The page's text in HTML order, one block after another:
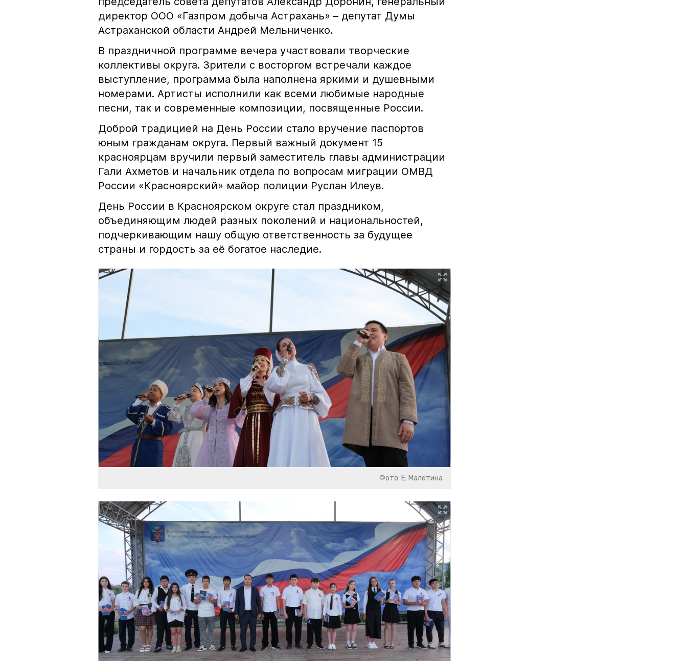
директор ООО «Газпром добыча Астрахань» – депутат Думы
Астраханской области Андрей Мельниченко.
В праздничной программе вечера участвовали творческие
коллективы округа. Зрители с восторгом встречали каждое
выступление, программа была наполнена яркими и душевными
номерами. Артисты исполнили как всеми любимые народные
песни, так и современные композиции, посвященные России.
Доброй традицией на День России стало вручение паспортов
юным гражданам округа. Первый важный документ 15
красноярцам вручили первый заместитель главы администрации
Гали Ахметов и начальник отдела по вопросам миграции ОМВД
России «Красноярский» майор полиции Руслан Илеув.
День России в Красноярском округе стал праздником,
объединяющим людей разных поколений и национальностей,
подчеркивающим нашу общую ответственность за будущее
страны и гордость за её богатое наследие.
Фото: Е. Малетина